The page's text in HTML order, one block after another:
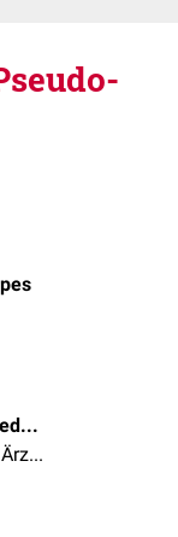
Dr. med. univ. Bernhard Kuhnert
Arzt | Ärztin